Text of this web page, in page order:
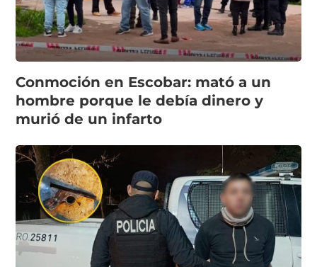
Conmoción en Escobar: mató a un
hombre porque le debía dinero y
murió de un infarto